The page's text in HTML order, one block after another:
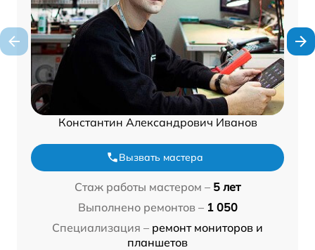
Константин Александрович Иванов
Вызвать мастера
Стаж работы мастером – 5 лет
Выполнено ремонтов – 1 050
Специализация – ремонт мониторов и
планшетов